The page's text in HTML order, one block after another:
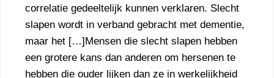
correlatie gedeeltelijk kunnen verklaren. Slecht
slapen wordt in verband gebracht met dementie,
maar het […]Mensen die slecht slapen hebben
een grotere kans dan anderen om hersenen te
hebben die ouder lijken dan ze in werkelijkheid